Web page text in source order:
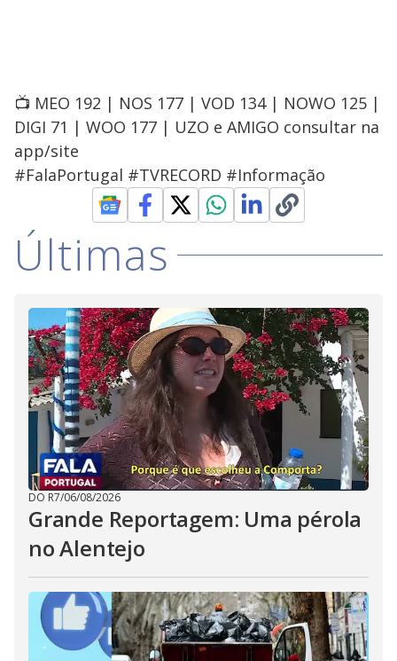
📺 MEO 192 | NOS 177 | VOD 134 | NOWO 125 |
DIGI 71 | WOO 177 | UZO e AMIGO consultar na
app/site
#FalaPortugal #TVRECORD #Informação
Últimas
DO R7/06/08/2026
Grande Reportagem: Uma pérola
no Alentejo